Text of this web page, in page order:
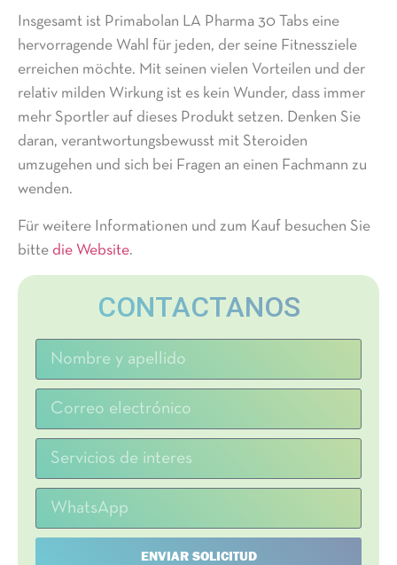
Insgesamt ist Primabolan LA Pharma 30 Tabs eine
hervorragende Wahl für jeden, der seine Fitnessziele
erreichen möchte. Mit seinen vielen Vorteilen und der
relativ milden Wirkung ist es kein Wunder, dass immer
mehr Sportler auf dieses Produkt setzen. Denken Sie
daran, verantwortungsbewusst mit Steroiden
umzugehen und sich bei Fragen an einen Fachmann zu
wenden.
Für weitere Informationen und zum Kauf besuchen Sie
bitte die Website.
CONTACTANOS
ENVIAR SOLICITUD